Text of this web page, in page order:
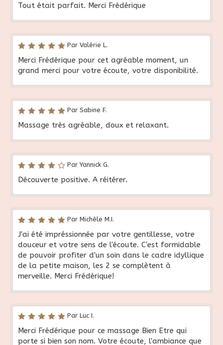
Tout était parfait. Merci Frédérique
Par Valérie L.
Merci Frédérique pour cet agréable moment, un
grand merci pour votre écoute, votre disponibilité.
Par Sabine F.
Massage très agréable, doux et relaxant.
Par Yannick G.
Découverte positive. A réitérer.
Par Michèle M.I.
J'ai été impréssionnée par votre gentillesse, votre
douceur et votre sens de l'écoute. C'est formidable
de pouvoir profiter d'un soin dans le cadre idyllique
de la petite maison, les 2 se complètent à
merveille. Merci Frédérique!
Par Luc I.
Merci Frédérique pour ce massage Bien Etre qui
porte si bien son nom. Votre écoute, l'ambiance que